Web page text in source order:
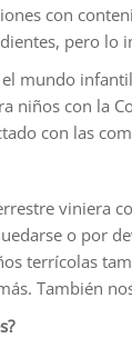
con
pero
mundo
niños con la
con las
viniera
o por
terrícolas
También